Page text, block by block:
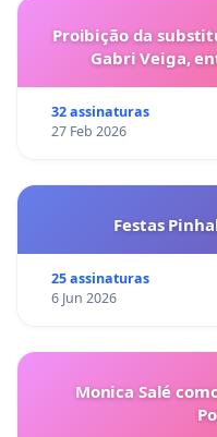
Proibição da
Gabri Veiga,
32 assinaturas
27 Feb 2026
Festas
25 assinaturas
6 Jun 2026
Monica Salé